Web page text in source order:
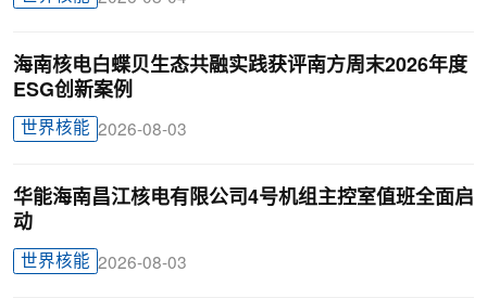
海南核电白蝶贝生态共融实践获评南方周末2026年度
ESG创新案例
世界核能 2026-08-03
华能海南昌江核电有限公司4号机组主控室值班全面启
动
世界核能 2026-08-03